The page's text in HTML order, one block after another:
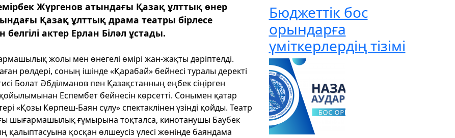
Жүргенов атындағы Қазақ ұлттық өнер
Қазақ ұлттық драма театры бірлесе
актер Ерлан Біләл ұстады.
жолы мен өнегелі өмірі жан-жақты дәріптелді.
рөлдері, соның ішінде «Қарабай» бейнесі туралы деректі
Болат Әбділманов пен Қазақстанның еңбек сіңірген
Еспембет бейнесін көрсетті. Сонымен қатар
«Қозы Көрпеш-Баян сұлу» спектаклінен үзінді қойды. Театр
шығармашылық ғұмырына тоқталса, кинотанушы Баубек
қосқан өлшеусіз үлесі жөнінде баяндама
Бюджеттік бос
орындарға
үміткерлердің тізімі